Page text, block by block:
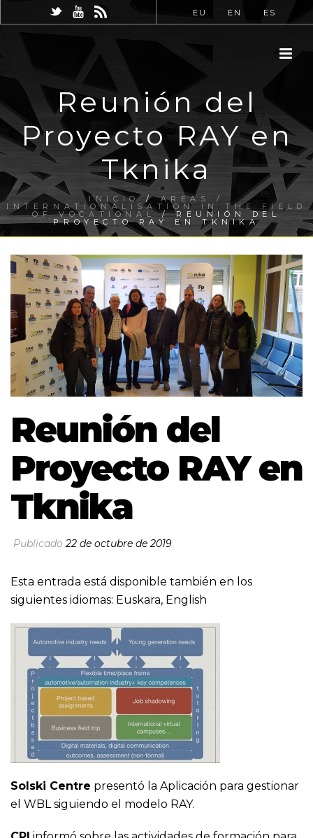
EU EN ES
Reunión del
Proyecto RAY en
Tknika
INICIO/AREAS /
INTERNATIONALISATION IN THE FIELD
OF VOCATIONAL/ REUNIÓN DEL
PROYECTO RAY EN TKNIKA
Reunión del
Proyecto RAY en
Tknika
Publicado22 de octubre de 2019
Esta entrada está disponible también en los
siguientes idiomas: Euskara, English
Solski Centre presentó la Aplicación para gestionar
el WBL siguiendo el modelo RAY.